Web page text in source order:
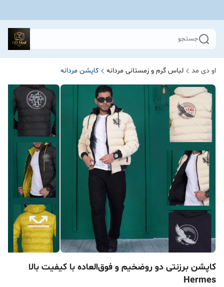
جستجو
او دی مد لباس گرم و زمستانی مردانه کاپشن مردانه
کاپشن برزنتی دو روضخیم و فوق‌العاده با کیفیت بالا
Hermes